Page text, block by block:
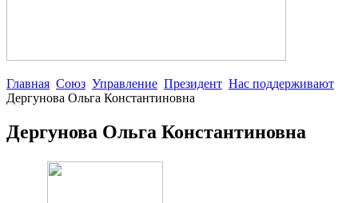
Главная Союз Управление Президент Нас поддерживают
Дергунова Ольга Константиновна
Дергунова Ольга Константиновна